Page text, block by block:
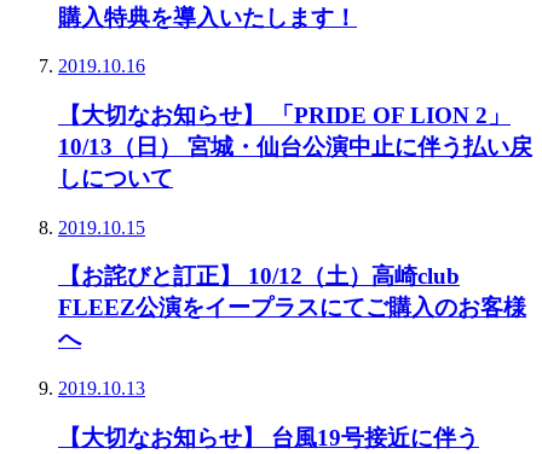
購入特典を導入いたします！
2019.10.16
【大切なお知らせ】 「PRIDE OF LION 2」
10/13（日） 宮城・仙台公演中止に伴う払い戻
しについて
2019.10.15
【お詫びと訂正】 10/12（土）高崎club
FLEEZ公演をイープラスにてご購入のお客様
へ
2019.10.13
【大切なお知らせ】 台風19号接近に伴う